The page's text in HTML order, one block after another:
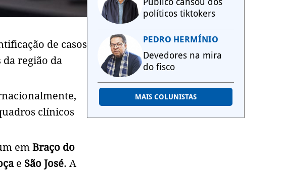
de casos
região da
clínicos
em Braço do
e São José. A
políticos tiktokers
PEDRO HERMÍNIO
Devedores na mira
do fisco
MAIS COLUNISTAS